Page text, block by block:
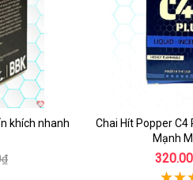
khích nhanh
Chai Hít Popper C4
Mạnh